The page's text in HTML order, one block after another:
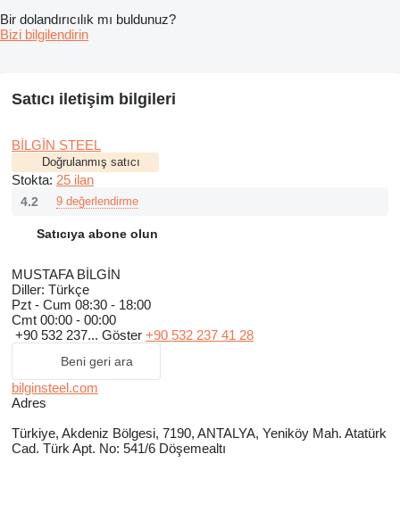
Bir dolandırıcılık mı buldunuz?
Bizi bilgilendirin
Satıcı iletişim bilgileri
BİLGİN STEEL
Doğrulanmış satıcı
Stokta: 25 ilan
4.2 9 değerlendirme
Satıcıya abone olun
MUSTAFA BİLGİN
Diller: Türkçe
Pzt - Cum 08:30 - 18:00
Cmt 00:00 - 00:00
+90 532 237... Göster +90 532 237 41 28
Beni geri ara
bilginsteel.com
Adres
Türkiye, Akdeniz Bölgesi, 7190, ANTALYA, Yeniköy Mah. Atatürk
Cad. Türk Apt. No: 541/6 Döşemealtı